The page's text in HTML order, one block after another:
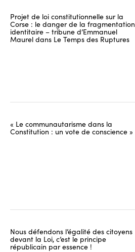
Projet de loi constitutionnelle sur la
Corse : le danger de la fragmentation
identitaire – tribune d’Emmanuel
Maurel dans Le Temps des Ruptures
« Le communautarisme dans la
Constitution : un vote de conscience »
Nous défendons l’égalité des citoyens
devant la Loi, c’est le principe
républicain par essence !